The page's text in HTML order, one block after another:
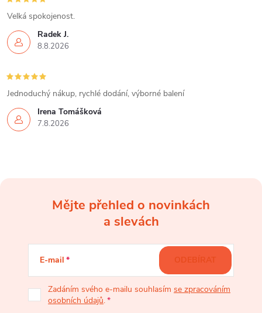
v
k
y
v
ý
p
Radek J.
8.8.2026
Velká spokojenost.
Irena Tomášková
7.8.2026
Jednoduchý nákup, rychlé dodání, výborné balení
Mějte přehled o novinkách
a slevách
E-mail
Zadáním svého e-mailu souhlasím se zpracováním
osobních údajů.
ODEBÍRAT